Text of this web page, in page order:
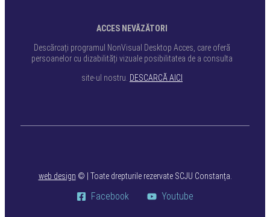
ACCES NEVĂZĂTORI
Descărcați programul NonVisual Desktop Acces, care oferă
persoanelor cu dizabilități vizuale posibilitatea de a consulta
site-ul nostru. DESCARCĂ AICI
web design © | Toate drepturile rezervate SCJU Constanța.
Facebook Youtube